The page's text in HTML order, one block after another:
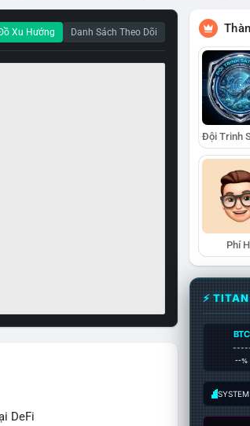
Xu Hướng Danh Sách Theo Dõi
DeFi
Phí
⚡
BTC
--%